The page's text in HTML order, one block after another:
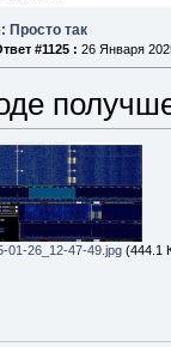
Просто так
#1125 : 26 Января
01-26_12-47-49.jpg(444.1